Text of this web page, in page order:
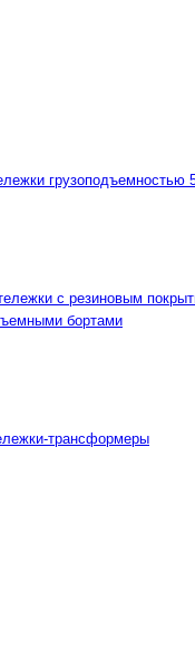
грузоподъемностью
с резиновым
бортами
трансформеры